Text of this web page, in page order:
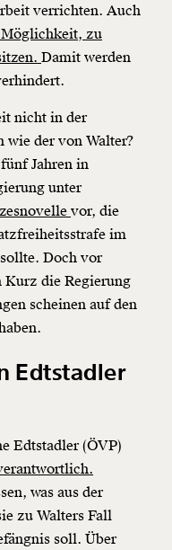
1/3
verrichten. Auch
zu
Damit werden
nicht in der
wie der von Walter?
Jahren in
unter
vor, die
im
Doch vor
Kurz die Regierung
scheinen auf den
Edtstadler
Edtstadler (ÖVP)
was aus der
zu Walters Fall
soll. Über